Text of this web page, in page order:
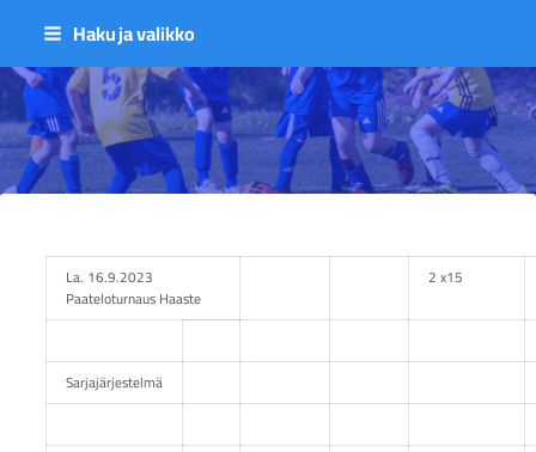
Siirry
sisältöön
Haku ja valikko
Sivuston etusivulle
La. 16.9.2023
Paateloturnaus Haaste
2 x15
Sarjajärjestelmä